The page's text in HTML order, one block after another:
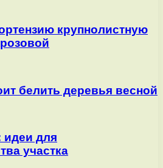
крупнолистную
белить деревья весной
идеи для
участка